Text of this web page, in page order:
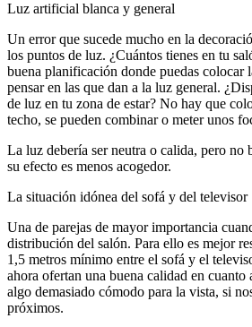
Luz artificial blanca y general
Un error que sucede mucho en la
los puntos de luz. ¿Cuántos tienes en tu
buena planificación donde puedas colocar
pensar en las que dan a la luz general.
de luz en tu zona de estar? No hay que
techo, se pueden combinar o meter unos
La luz debería ser neutra o calida, pero no
su efecto es menos acogedor.
La situación idónea del sofá y del televisor
Una de parejas de mayor importancia
distribución del salón. Para ello es mejor
1,5 metros mínimo entre el sofá y el
ahora ofertan una buena calidad en cuanto
algo demasiado cómodo para la vista, si
próximos.